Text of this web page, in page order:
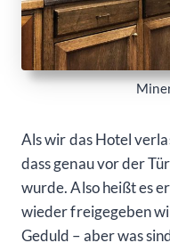
Als wir das Hotel
dass genau vor der
wurde. Also heißt es
wieder freigegeben
Geduld – aber was